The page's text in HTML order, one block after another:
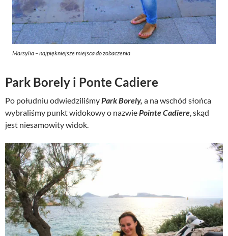
Marsylia – najpiękniejsze miejsca do zobaczenia
Park Borely i Ponte Cadiere
Po południu odwiedziliśmyPark Borely, a na wschód słońca
wybraliśmy punkt widokowy o nazwiePointe Cadiere, skąd
jest niesamowity widok.